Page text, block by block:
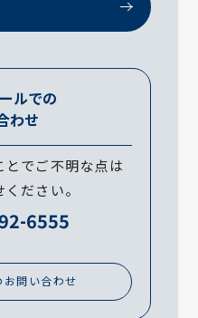
ルでの
わせ
とでご不明な点は
ださい。
6555
お問い合わせ